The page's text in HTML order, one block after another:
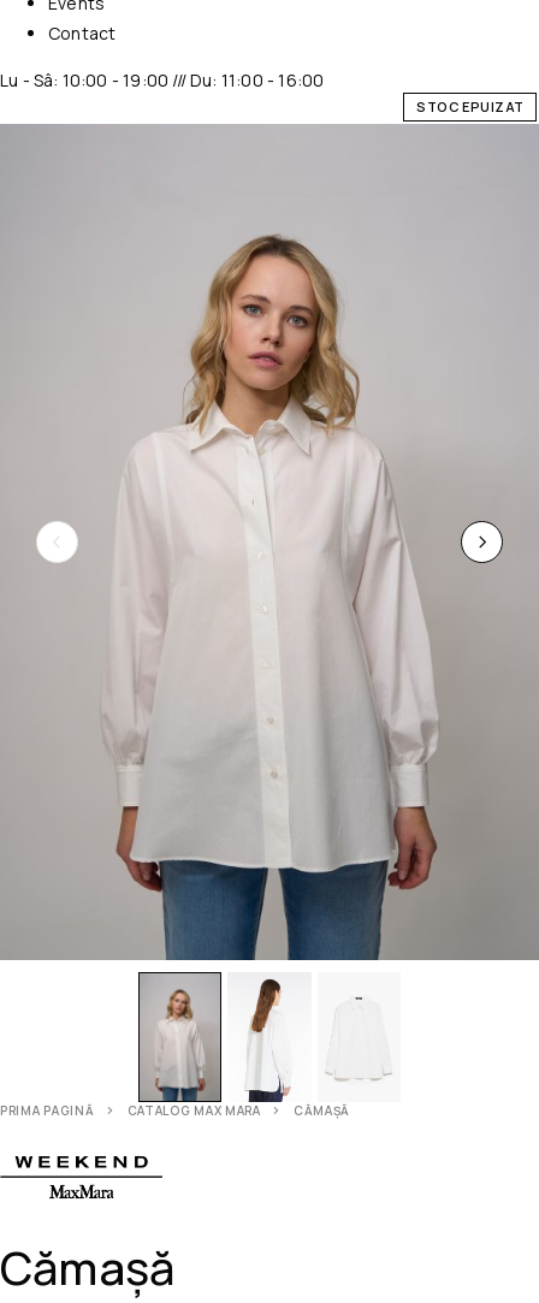
Contact
Lu - Sâ: 10:00 - 19:00 /// Du: 11:00 - 16:00
STOC EPUIZAT
PRIMA PAGINĂ CATALOG MAX MARA CĂMAȘĂ
Cămașă